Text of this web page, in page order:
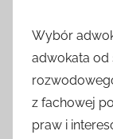
Wybór
adwokata od
z fachowej
praw i